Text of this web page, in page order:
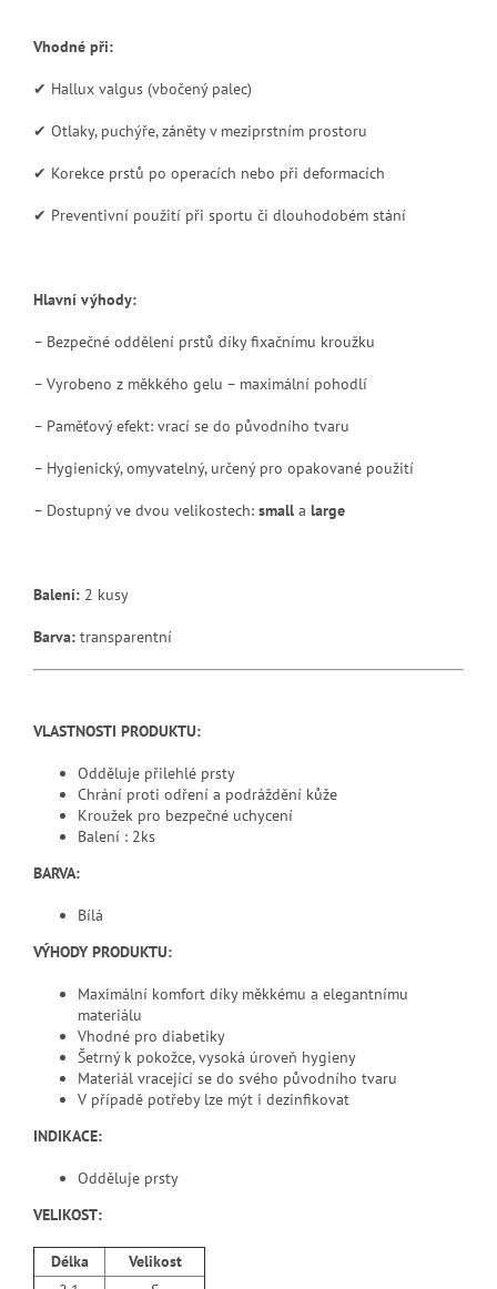
Vhodné při:
✔ Hallux valgus (vbočený palec)
✔ Otlaky, puchýře, záněty v meziprstním prostoru
✔ Korekce prstů po operacích nebo při deformacích
✔ Preventivní použití při sportu či dlouhodobém stání
Hlavní výhody:
– Bezpečné oddělení prstů díky fixačnímu kroužku
– Vyrobeno z měkkého gelu – maximální pohodlí
– Paměťový efekt: vrací se do původního tvaru
– Hygienický, omyvatelný, určený pro opakované použití
– Dostupný ve dvou velikostech: small a large
Balení: 2 kusy
Barva: transparentní
VLASTNOSTI PRODUKTU:
Odděluje přilehlé prsty
Chrání proti odření a podráždění kůže
Kroužek pro bezpečné uchycení
Balení : 2ks
BARVA:
Bílá
VÝHODY PRODUKTU:
Maximální komfort díky měkkému a elegantnímu
materiálu
Vhodné pro diabetiky
Šetrný k pokožce, vysoká úroveň hygieny
Materiál vracející se do svého původního tvaru
V případě potřeby lze mýt i dezinfikovat
INDIKACE:
Odděluje prsty
VELIKOST:
Délka
Velikost